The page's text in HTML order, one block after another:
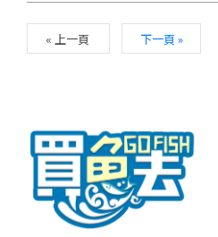
« 上一頁 下一頁 »